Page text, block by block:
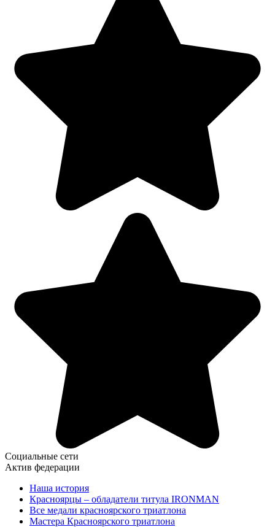
Социальные сети
Актив федерации
Наша история
Красноярцы – обладатели титула IRONMAN
Все медали красноярского триатлона
Мастера Красноярского триатлона